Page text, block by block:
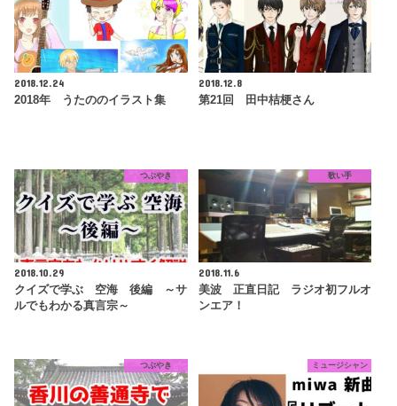
2018.12.24
2018年 うたののイラスト集
2018.12.8
第21回 田中桔梗さん
つぶやき
2018.10.29
クイズで学ぶ 空海 後編 ～サ
ルでもわかる真言宗～
歌い手
2018.11.6
美波 正直日記 ラジオ初フルオ
ンエア！
つぶやき ミュージシャン